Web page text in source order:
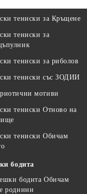
тениски за Кръщене
тениски за
тениски за риболов
тениски със ЗОДИИ
мотиви
тениски Отново на
тениски Обичам
бодита
бодита Обичам
роднини